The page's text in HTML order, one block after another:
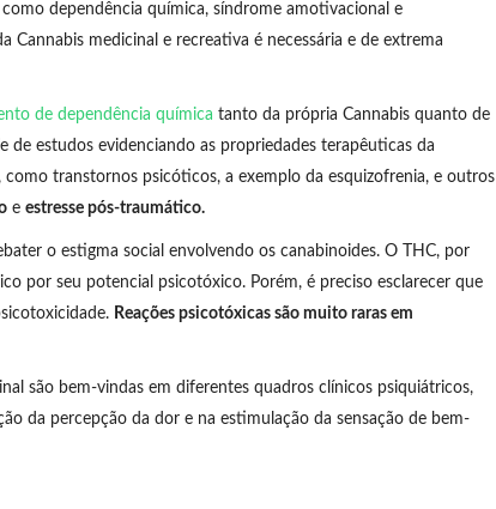
dependência química, síndrome amotivacional e
Cannabis medicinal e recreativa é necessária e de extrema
de dependência química tanto da própria Cannabis quanto de
de estudos evidenciando as propriedades terapêuticas da
transtornos psicóticos, a exemplo da esquizofrenia, e outros
e estresse pós-traumático.
o estigma social envolvendo os canabinoides. O THC, por
por seu potencial psicotóxico. Porém, é preciso esclarecer que
Reações psicotóxicas são muito raras em
são bem-vindas em diferentes quadros clínicos psiquiátricos,
da percepção da dor e na estimulação da sensação de bem-